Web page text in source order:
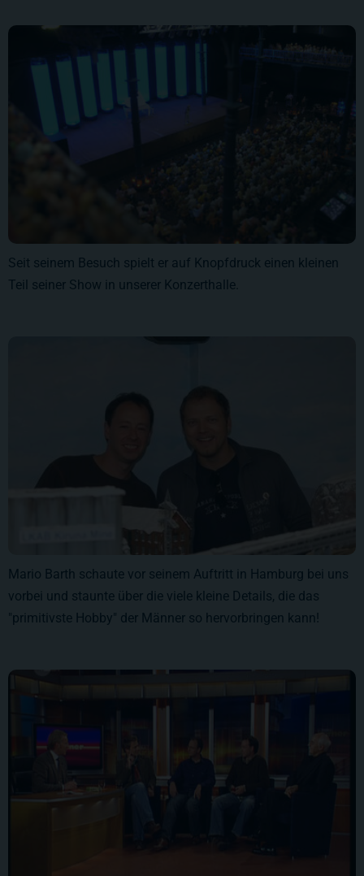
Seit seinem Besuch spielt er auf Knopfdruck einen kleinen
Teil seiner Show in unserer Konzerthalle.
Mario Barth schaute vor seinem Auftritt in Hamburg bei uns
vorbei und staunte über die viele kleine Details, die das
"primitivste Hobby" der Männer so hervorbringen kann!